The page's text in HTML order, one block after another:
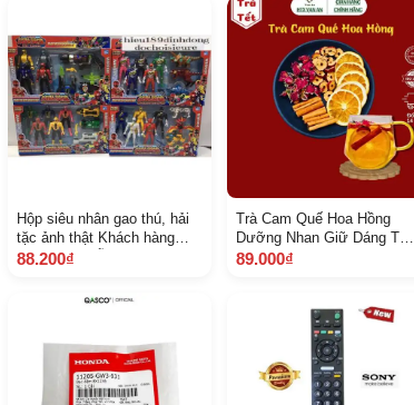
Hộp siêu nhân gao thú, hải
tặc ảnh thật Khách hàng
chat chọn mẫu
88.200₫
Trà Cam Quế Hoa Hồng
Dưỡng Nhan Giữ Dáng Từ
ạn An
89.000₫